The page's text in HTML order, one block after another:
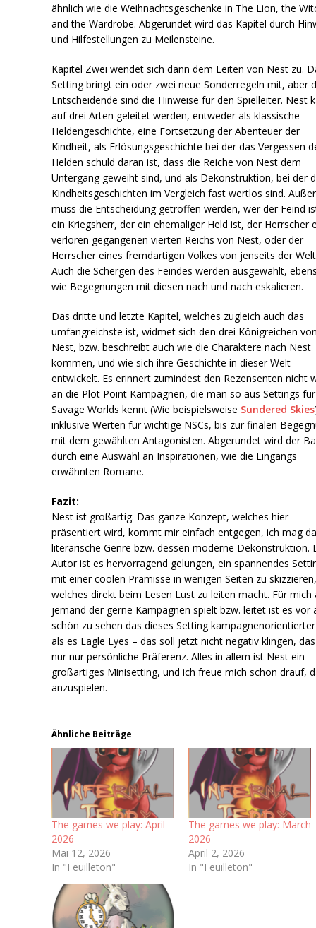
ähnlich wie die Weihnachtsgeschenke in The Lion, the
and the Wardrobe. Abgerundet wird das Kapitel durch
und Hilfestellungen zu Meilensteine.
Kapitel Zwei wendet sich dann dem Leiten von Nest zu.
Setting bringt ein oder zwei neue Sonderregeln mit, aber
Entscheidende sind die Hinweise für den Spielleiter. Nest
auf drei Arten geleitet werden, entweder als klassische
Heldengeschichte, eine Fortsetzung der Abenteuer der
Kindheit, als Erlösungsgeschichte bei der das Vergessen
Helden schuld daran ist, dass die Reiche von Nest dem
Untergang geweiht sind, und als Dekonstruktion, bei der
Kindheitsgeschichten im Vergleich fast wertlos sind.
muss die Entscheidung getroffen werden, wer der Feind
ein Kriegsherr, der ein ehemaliger Held ist, der Herrscher
verloren gegangenen vierten Reichs von Nest, oder der
Herrscher eines fremdartigen Volkes von jenseits der
Auch die Schergen des Feindes werden ausgewählt,
wie Begegnungen mit diesen nach und nach eskalieren.
Das dritte und letzte Kapitel, welches zugleich auch das
umfangreichste ist, widmet sich den drei Königreichen
Nest, bzw. beschreibt auch wie die Charaktere nach Nest
kommen, und wie sich ihre Geschichte in dieser Welt
entwickelt. Es erinnert zumindest den Rezensenten nicht
an die Plot Point Kampagnen, die man so aus Settings für
Savage Worlds kennt (Wie beispielsweise Sundered Skies
inklusive Werten für wichtige NSCs, bis zur finalen
mit dem gewählten Antagonisten. Abgerundet wird der
durch eine Auswahl an Inspirationen, wie die Eingangs
erwähnten Romane.
Fazit:
Nest ist großartig. Das ganze Konzept, welches hier
präsentiert wird, kommt mir einfach entgegen, ich mag
literarische Genre bzw. dessen moderne Dekonstruktion.
Autor ist es hervorragend gelungen, ein spannendes
mit einer coolen Prämisse in wenigen Seiten zu
welches direkt beim Lesen Lust zu leiten macht. Für mich
jemand der gerne Kampagnen spielt bzw. leitet ist es vor
schön zu sehen das dieses Setting
als es Eagle Eyes – das soll jetzt nicht negativ klingen,
nur nur persönliche Präferenz. Alles in allem ist Nest ein
großartiges Minisetting, und ich freue mich schon drauf,
anzuspielen.
Ähnliche Beiträge
The games we play: April
2026
Mai 12, 2026
In "Feuilleton"
The games we play: March
2026
April 2, 2026
In "Feuilleton"